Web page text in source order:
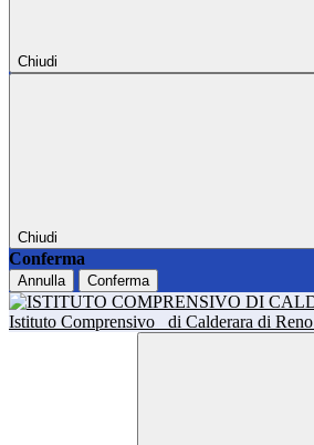
Chiudi
Chiudi
Conferma
Annulla Conferma
Istituto Comprensivo di Calderara di Reno